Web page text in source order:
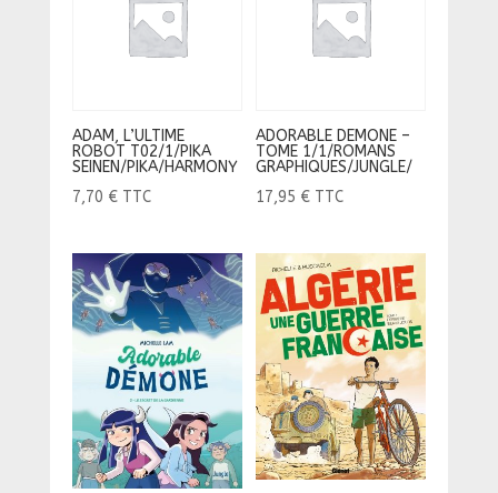
ADAM, L’ULTIME
ROBOT T02/1/PIKA
SEINEN/PIKA/HARMONY
7,70 € TTC
ADORABLE DEMONE –
TOME 1/1/ROMANS
GRAPHIQUES/JUNGLE/
17,95 € TTC